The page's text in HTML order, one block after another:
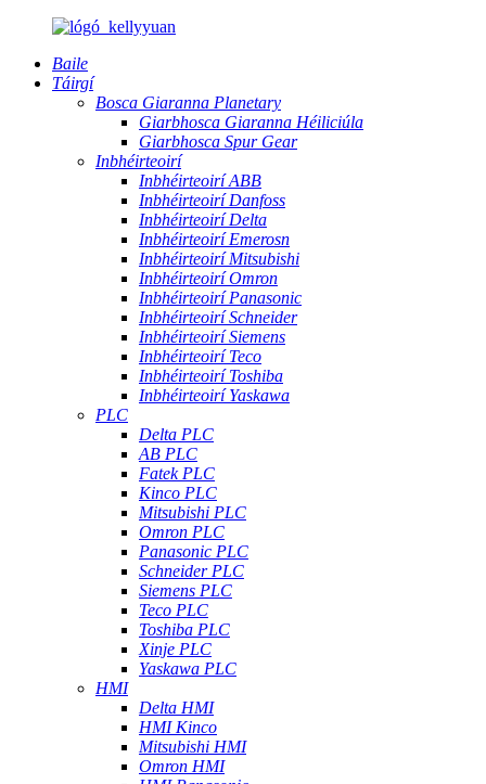
Baile
Táirgí
Bosca Giaranna Planetary
Giarbhosca Giaranna Héiliciúla
Giarbhosca Spur Gear
Inbhéirteoirí
Inbhéirteoirí ABB
Inbhéirteoirí Danfoss
Inbhéirteoirí Delta
Inbhéirteoirí Emerosn
Inbhéirteoirí Mitsubishi
Inbhéirteoirí Omron
Inbhéirteoirí Panasonic
Inbhéirteoirí Schneider
Inbhéirteoirí Siemens
Inbhéirteoirí Teco
Inbhéirteoirí Toshiba
Inbhéirteoirí Yaskawa
PLC
Delta PLC
AB PLC
Fatek PLC
Kinco PLC
Mitsubishi PLC
Omron PLC
Panasonic PLC
Schneider PLC
Siemens PLC
Teco PLC
Toshiba PLC
Xinje PLC
Yaskawa PLC
HMI
Delta HMI
HMI Kinco
Mitsubishi HMI
Omron HMI